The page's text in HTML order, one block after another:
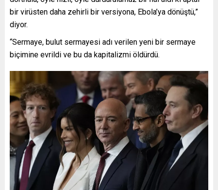
bir virüsten daha zehirli bir versiyona, Ebola’ya dönüştü,”
diyor.
“Sermaye, bulut sermayesi adı verilen yeni bir sermaye
biçimine evrildi ve bu da kapitalizmi öldürdü.